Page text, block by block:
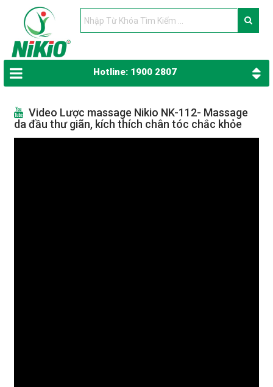
Hotline: 1900 2807
Video Lược massage Nikio NK-112- Massage
da đầu thư giãn, kích thích chân tóc chắc khỏe